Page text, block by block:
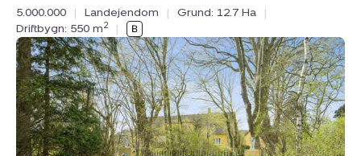
5.000.000
| Landejendom | Grund: 12.7 Ha
|
Driftbygn: 550 m2 |
Landejendom:
Råsøvej
11,
Tybjerg,
4160
Herlufmagle